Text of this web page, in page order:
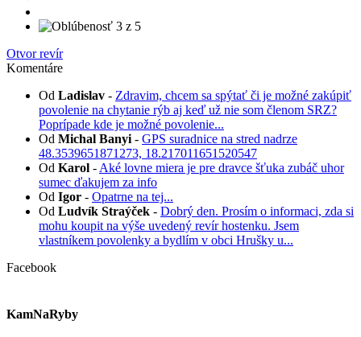
Otvor revír
Komentáre
Od Ladislav - Zdravim, chcem sa spýtať či je možné zakúpiť
povolenie na chytanie rýb aj keď už nie som členom SRZ?
Poprípade kde je možné povolenie...
Od Michal Banyi- GPS suradnice na stred nadrze
48.3539651871273, 18.217011651520547
Od Karol -Aké lovne miera je pre dravce šťuka zubáč uhor
sumec ďakujem za info
Od Igor - Opatrne na tej...
Od Ludvík Straýček - Dobrý den. Prosím o informaci, zda si
mohu koupit na výše uvedený revír hostenku. Jsem
vlastníkem povolenky a bydlím v obci Hrušky u...
Facebook
KamNaRyby